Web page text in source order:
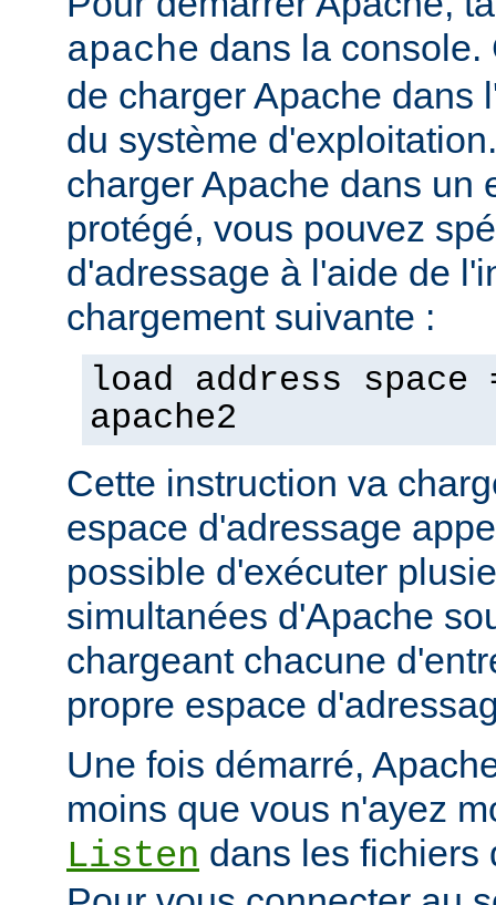
apache dans la console.
de charger Apache dans
du système
charger Apache dans un
protégé, vous pouvez
d'adressage à l'aide de
chargement suivante :
load address space
apache2
Cette instruction va
espace d'adressage
possible d'exécuter
simultanées d'Apache
chargeant chacune
propre espace
Une fois démarré,
moins que vous n'ayez
Listen dans les fichiers